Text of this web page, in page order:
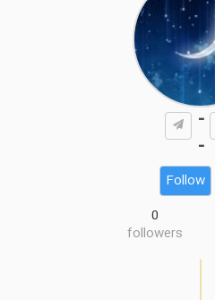
-
-
Follow
0
followers